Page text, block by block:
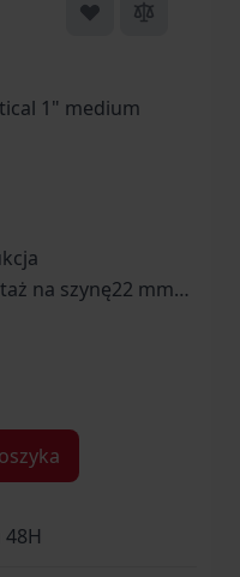
na szynę22 mm
dla 1 obejmy6Ilość
[mm]25,4 mm
gwarancja
Arms, USA